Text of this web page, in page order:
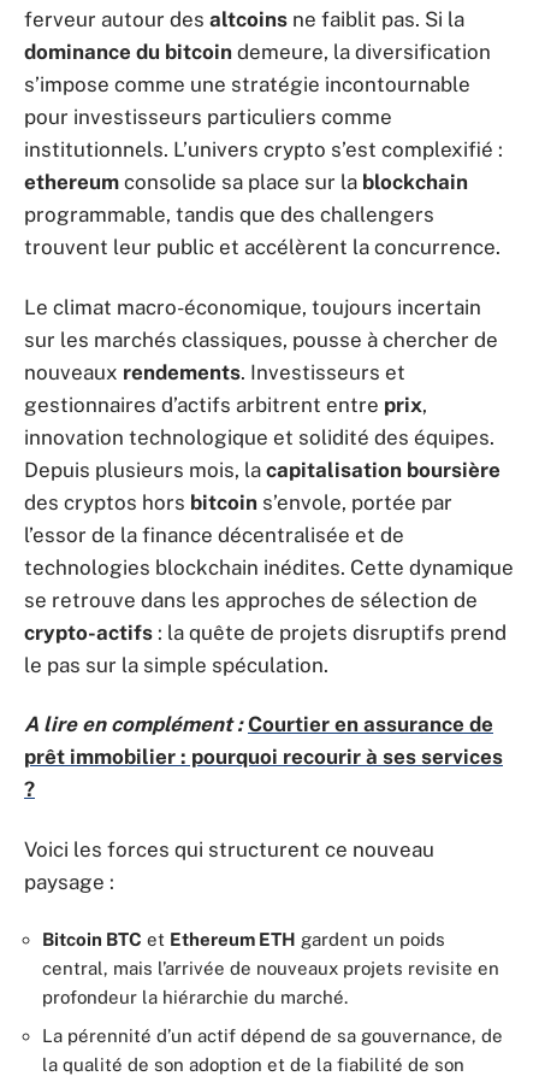
ferveur autour des altcoins ne faiblit pas. Si la
dominance du bitcoin demeure, la diversification
s’impose comme une stratégie incontournable
pour investisseurs particuliers comme
institutionnels. L’univers crypto s’est complexifié :
ethereum consolide sa place sur la blockchain
programmable, tandis que des challengers
trouvent leur public et accélèrent la concurrence.
Le climat macro-économique, toujours incertain
sur les marchés classiques, pousse à chercher de
nouveaux rendements. Investisseurs et
gestionnaires d’actifs arbitrent entre prix,
innovation technologique et solidité des équipes.
Depuis plusieurs mois, la capitalisation boursière
des cryptos hors bitcoin s’envole, portée par
l’essor de la finance décentralisée et de
technologies blockchain inédites. Cette dynamique
se retrouve dans les approches de sélection de
crypto-actifs : la quête de projets disruptifs prend
le pas sur la simple spéculation.
A lire en complément : Courtier en assurance de
prêt immobilier : pourquoi recourir à ses services
?
Voici les forces qui structurent ce nouveau
paysage :
Bitcoin BTC et Ethereum ETH gardent un poids
central, mais l’arrivée de nouveaux projets revisite en
profondeur la hiérarchie du marché.
La pérennité d’un actif dépend de sa gouvernance, de
la qualité de son adoption et de la fiabilité de son